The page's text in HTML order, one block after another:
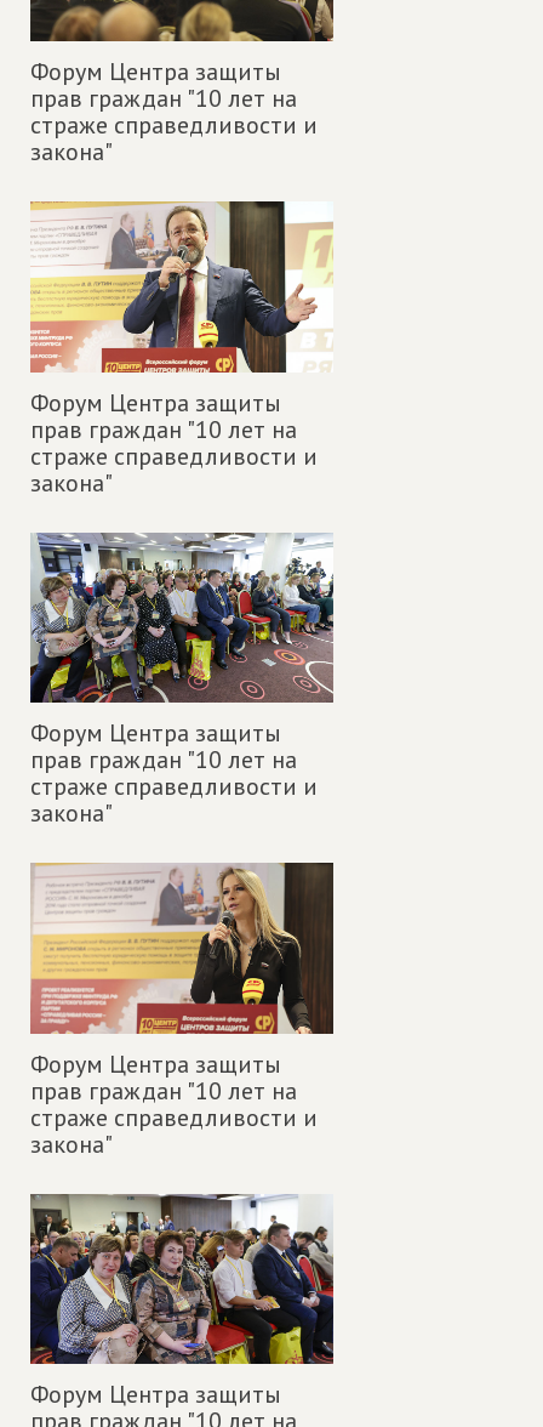
Форум Центра защиты
прав граждан "10 лет на
страже справедливости и
закона"
Форум Центра защиты
прав граждан "10 лет на
страже справедливости и
закона"
Форум Центра защиты
прав граждан "10 лет на
страже справедливости и
закона"
Форум Центра защиты
прав граждан "10 лет на
страже справедливости и
закона"
Форум Центра защиты